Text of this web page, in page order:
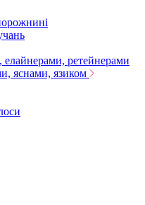
елайнерами, ретейнерами
яснами, язиком